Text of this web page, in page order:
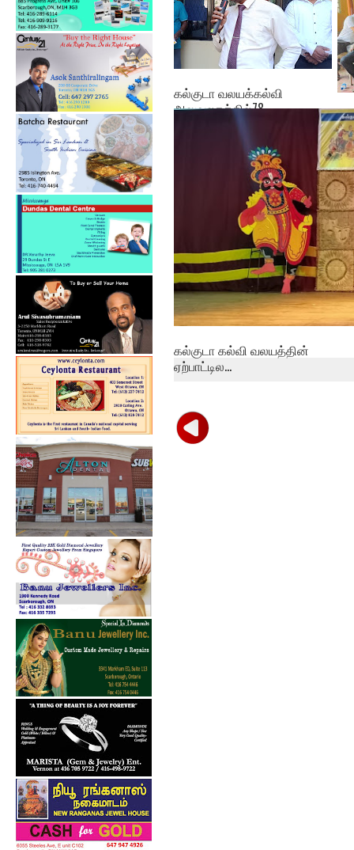
கல்குடா வலயக்கல்வி
அலுவலகத்தில்78 ...
கல்குடா கல்வி வலயத்தின்
ஏற்பாட்டில...